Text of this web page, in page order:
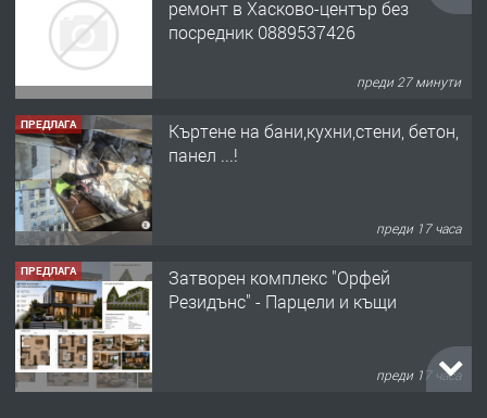
ремонт в Хасково-център без
посредник 0889537426
преди 27 минути
ПРЕДЛАГА
Къртене на бани,кухни,стени, бетон,
панел ...!
преди 17 часа
ПРЕДЛАГА
Затворен комплекс "Орфей
Резидънс" - Парцели и къщи
преди 17 часа